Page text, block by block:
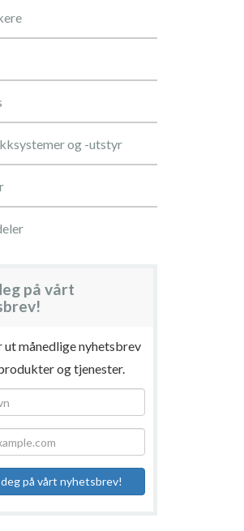
og -utstyr
på vårt
!
ut månedlige nyhetsbrev
og tjenester.
på vårt nyhetsbrev!